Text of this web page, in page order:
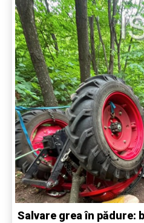
Salvare grea în pădure: